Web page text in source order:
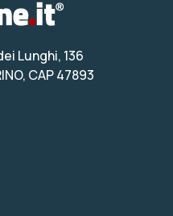
Lunghi, 136
CAP 47893